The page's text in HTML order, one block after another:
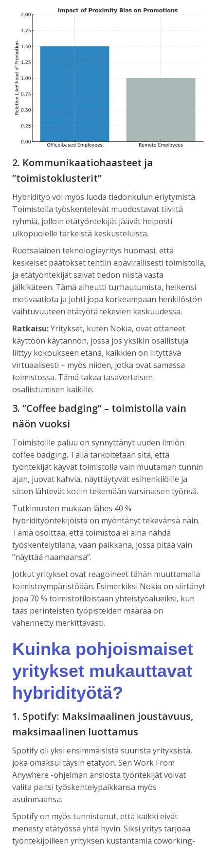
2. Kommunikaatiohaasteet ja
”toimistoklusterit”
Hybridityö voi myös luoda tiedonkulun eriytymistä.
Toimistolla työskentelevät muodostavat tiiviitä
ryhmiä, jolloin etätyöntekijät jäävät helposti
ulkopuolelle tärkeistä keskusteluista.
Ruotsalainen teknologiayritys huomasi, että
keskeiset päätökset tehtiin epävirallisesti toimistolla,
ja etätyöntekijät saivat tiedon niistä vasta
jälkikäteen. Tämä aiheutti turhautumista, heikensi
motivaatiota ja johti jopa korkeampaan henkilöstön
vaihtuvuuteen etätyötä tekevien keskuudessa.
Ratkaisu:Yritykset, kuten Nokia, ovat ottaneet
käyttöön käytännön, jossa jos yksikin osallistuja
liittyy kokoukseen etänä, kaikkien on liityttävä
virtuaalisesti – myös niiden, jotka ovat samassa
toimistossa. Tämä takaa tasavertaisen
osallistumisen kaikille.
3. ”Coffee badging” – toimistolla vain
näön vuoksi
Toimistoille paluu on synnyttänyt uuden ilmiön:
coffee badging. Tällä tarkoitetaan sitä, että
työntekijät käyvät toimistolla vain muutaman tunnin
ajan, juovat kahvia, näyttäytyvät esihenkilöille ja
sitten lähtevät kotiin tekemään varsinaisen työnsä.
Tutkimusten mukaan lähes 40 %
hybridityöntekijöistä on myöntänyt tekevänsä näin.
Tämä osoittaa, että toimistoa ei aina nähdä
työskentelytilana, vaan paikkana, jossa pitää vain
”näyttää naamaansa”.
Jotkut yritykset ovat reagoineet tähän muuttamalla
toimistoympäristöään. Esimerkiksi Nokia on siirtänyt
jopa 70 % toimistotiloistaan yhteistyöalueiksi, kun
taas perinteisten työpisteiden määrää on
vähennetty merkittävästi.
Kuinka pohjoismaiset
yritykset mukauttavat
hybridityötä?
1. Spotify: Maksimaalinen joustavuus,
maksimaalinen luottamus
Spotify oli yksi ensimmäisistä suurista yrityksistä,
joka omaksui täysin etätyön. Sen Work From
Anywhere -ohjelman ansiosta työntekijät voivat
valita paitsi työskentelypaikkansa myös
asuinmaansa.
Spotify on myös tunnistanut, että kaikki eivät
menesty etätyössä yhtä hyvin. Siksi yritys tarjoaa
työntekijöilleen yrityksen kustantamia coworking-